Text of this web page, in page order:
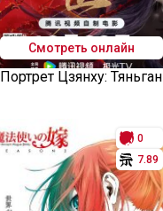
Смотреть онлайн
Портрет Цзянху: Тяньган
0
7.89